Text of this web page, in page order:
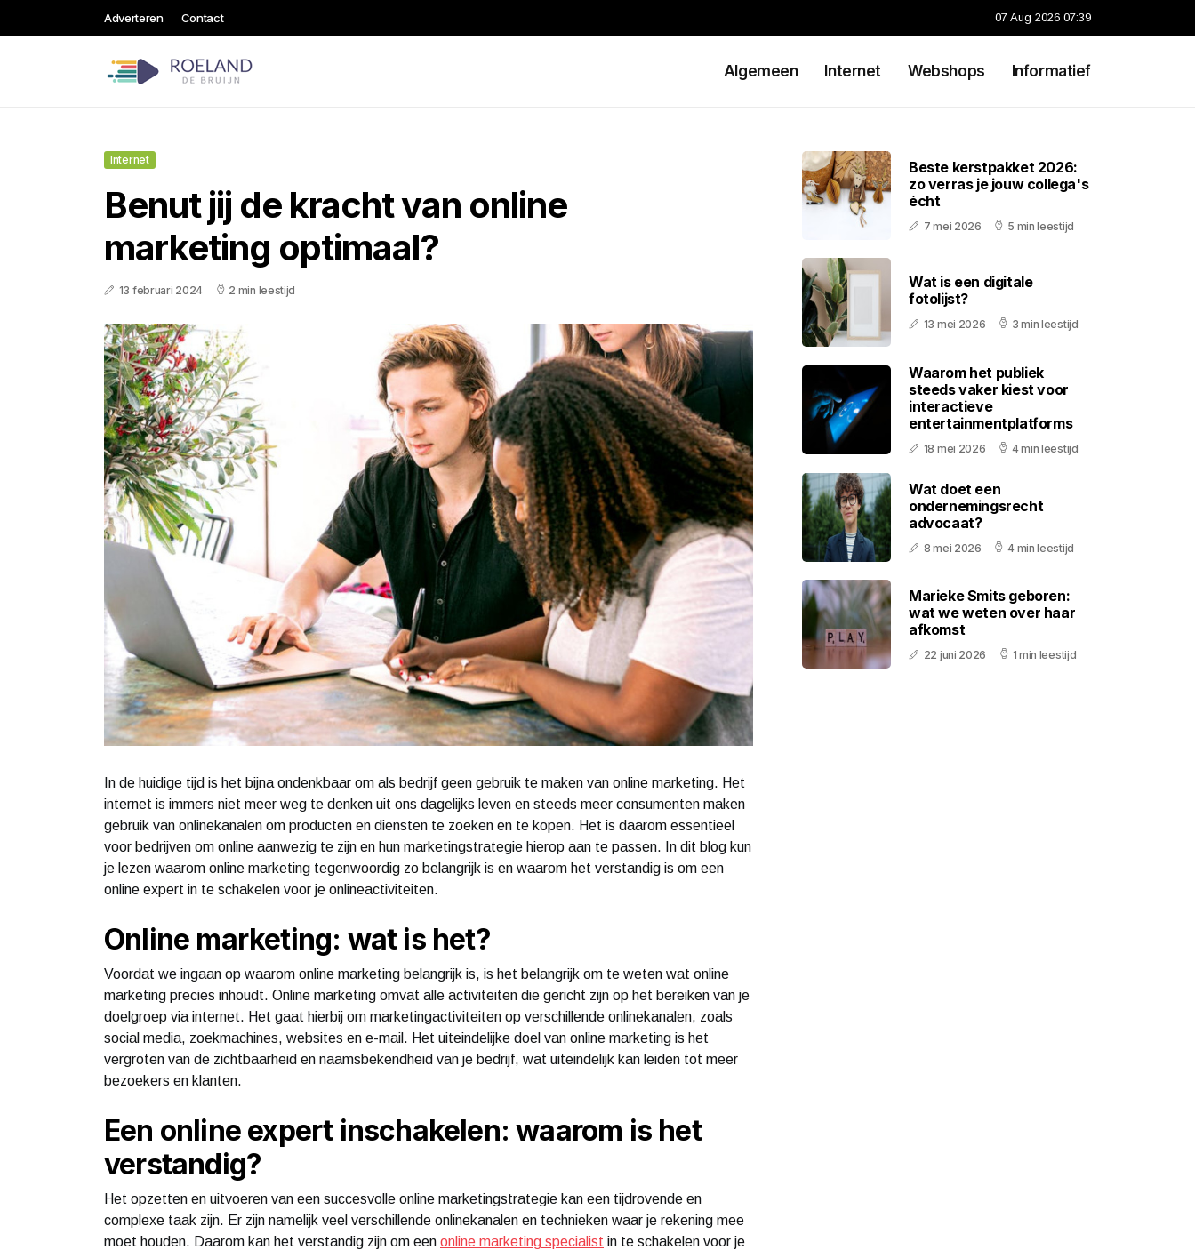
Adverteren Contact 07 Aug 2026 07:39
Algemeen Internet Webshops Informatief
Internet
Benut jij de kracht van online
marketing optimaal?
13 februari 2024 2 min leestijd
In de huidige tijd is het bijna ondenkbaar om als bedrijf geen gebruik te maken van online marketing. Het
internet is immers niet meer weg te denken uit ons dagelijks leven en steeds meer consumenten maken
gebruik van onlinekanalen om producten en diensten te zoeken en te kopen. Het is daarom essentieel
voor bedrijven om online aanwezig te zijn en hun marketingstrategie hierop aan te passen. In dit blog kun
je lezen waarom online marketing tegenwoordig zo belangrijk is en waarom het verstandig is om een
online expert in te schakelen voor je onlineactiviteiten.
Online marketing: wat is het?
Voordat we ingaan op waarom online marketing belangrijk is, is het belangrijk om te weten wat online
marketing precies inhoudt. Online marketing omvat alle activiteiten die gericht zijn op het bereiken van je
doelgroep via internet. Het gaat hierbij om marketingactiviteiten op verschillende onlinekanalen, zoals
social media, zoekmachines, websites en e-mail. Het uiteindelijke doel van online marketing is het
vergroten van de zichtbaarheid en naamsbekendheid van je bedrijf, wat uiteindelijk kan leiden tot meer
bezoekers en klanten.
Een online expert inschakelen: waarom is het
verstandig?
Het opzetten en uitvoeren van een succesvolle online marketingstrategie kan een tijdrovende en
complexe taak zijn. Er zijn namelijk veel verschillende onlinekanalen en technieken waar je rekening mee
moet houden. Daarom kan het verstandig zijn om een online marketing specialist in te schakelen voor je
Beste kerstpakket 2026:
zo verras je jouw collega's
écht
7 mei 2026 5 min leestijd
Wat is een digitale
fotolijst?
13 mei 2026 3 min leestijd
Waarom het publiek
steeds vaker kiest voor
interactieve
entertainmentplatforms
18 mei 2026 4 min leestijd
Wat doet een
ondernemingsrecht
advocaat?
8 mei 2026 4 min leestijd
Marieke Smits geboren:
wat we weten over haar
afkomst
22 juni 2026 1 min leestijd